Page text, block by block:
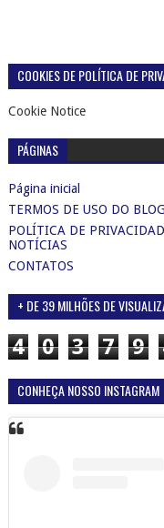
COOKIES DE POLÍTICA DE
Cookie Notice
PÁGINAS
Página inicial
TERMOS DE USO DO
POLÍTICA DE
NOTÍCIAS
CONTATOS
+ DE 39 MILHÕES DE
4 0 3 7 9
CONHEÇA NOSSO INSTAGRAM